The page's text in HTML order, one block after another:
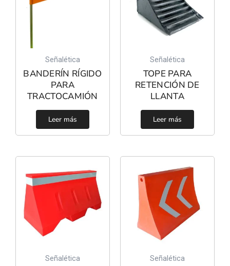
Señalética
BANDERÍN RÍGIDO
PARA
TRACTOCAMIÓN
Leer más
Señalética
TOPE PARA
RETENCIÓN DE
LLANTA
Leer más
Señalética Señalética